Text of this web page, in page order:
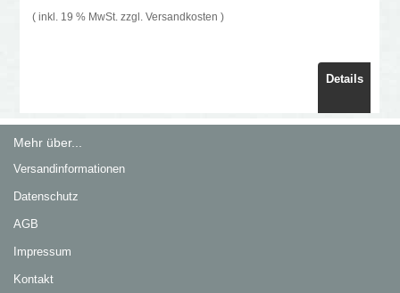
( inkl. 19 % MwSt. zzgl. Versandkosten )
Details
Mehr über...
Versandinformationen
Datenschutz
AGB
Impressum
Kontakt